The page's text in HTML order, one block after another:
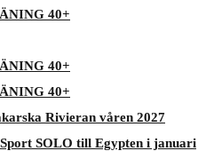
40+
40+
40+
Rivieran våren 2027
SOLO till Egypten i januari